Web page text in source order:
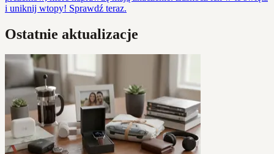
i uniknij wtopy! Sprawdź teraz.
Ostatnie aktualizacje